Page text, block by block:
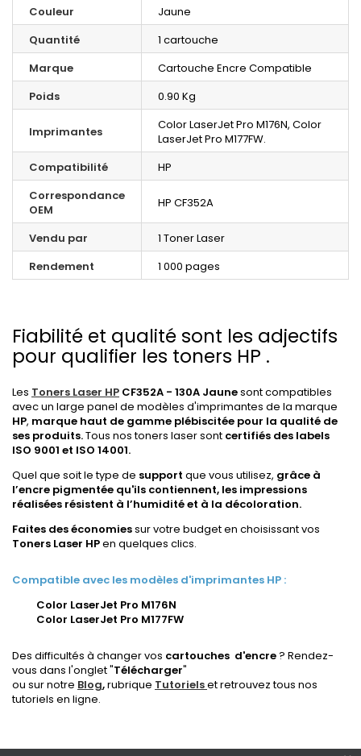
Couleur
Jaune
Quantité
1 cartouche
Marque
Cartouche Encre Compatible
Poids
0.90 Kg
Imprimantes
Color LaserJet Pro M176N, Color
LaserJet Pro M177FW.
Compatibilité
HP
Correspondance
OEM
HP CF352A
Vendu par
1 Toner Laser
Rendement
1 000 pages
Fiabilité et qualité sont les adjectifs
pour qualifier les toners HP .
Les Toners Laser HP CF352A - 130A Jaunesont compatibles
avec un large panel de modèles d'imprimantes de la marque
HP, marque haut de gamme plébiscitée pour la qualité de
ses produits.Tous nos toners laser sont certifiés des labels
ISO 9001 et ISO 14001.
Quel que soit le type de support que vous utilisez, grâce à
l’encre pigmentée qu'ils contiennent, les impressions
réalisées résistent à l’humidité et à la décoloration.
Faites des économiessur votre budget en choisissant vos
Toners Laser HPen quelques clics.
Compatible avec les modèles d'imprimantes HP :
Color LaserJet Pro M176N
Color LaserJet Pro M177FW
Des difficultés à changer vos cartouches d'encre ? Rendez-
vous dans l'onglet "Télécharger"
ou sur notre Blog,rubrique Tutorielset retrouvez tous nos
tutoriels en ligne.